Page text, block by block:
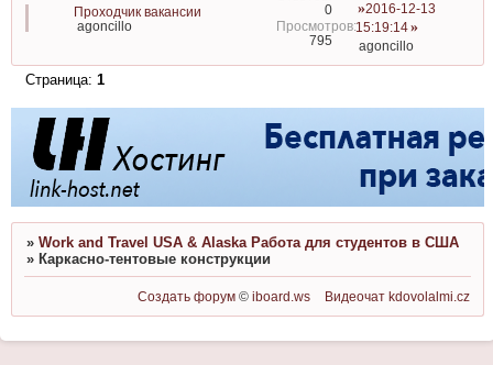
Проходчик вакансии
agoncillo
0
795
2016-12-13
15:19:14
agoncillo
Страница: 1
» Work and Travel USA & Alaska Работа для студентов в США
» Каркасно-тентовые конструкции
Создать форум ©iboard.ws Видеочат kdovolalmi.cz